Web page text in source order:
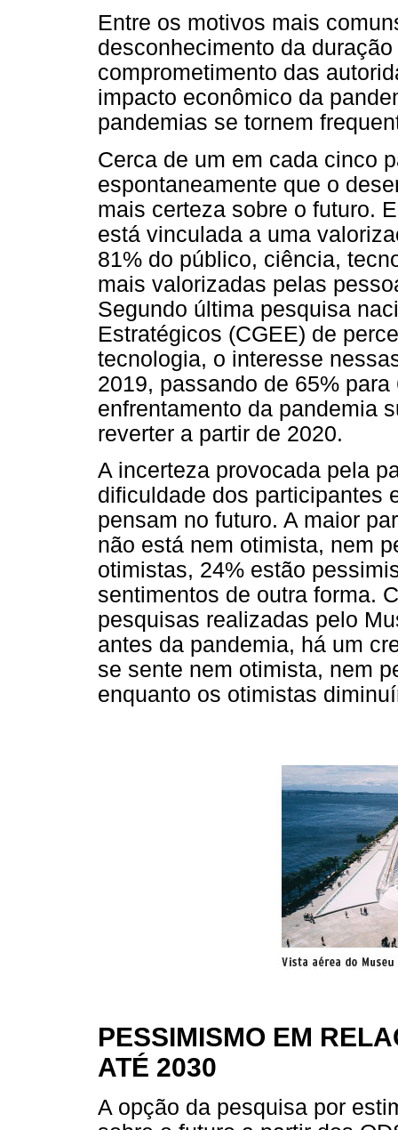
Entre os motivos mais
desconhecimento da
comprometimento das
impacto econômico da
pandemias se tornem
Cerca de um em cada cinco
espontaneamente que o
mais certeza sobre o futuro.
está vinculada a uma
81% do público, ciência,
mais valorizadas pelas
Segundo última pesquisa
Estratégicos (CGEE) de
tecnologia, o interesse
2019, passando de 65%
enfrentamento da pandemia
reverter a partir de 2020.
A incerteza provocada pela
dificuldade dos participantes
pensam no futuro. A maior
não está nem otimista, nem
otimistas, 24% estão
sentimentos de outra forma.
pesquisas realizadas pelo
antes da pandemia, há um
se sente nem otimista, nem
enquanto os otimistas
PESSIMISMO EM
ATÉ 2030
A opção da pesquisa por